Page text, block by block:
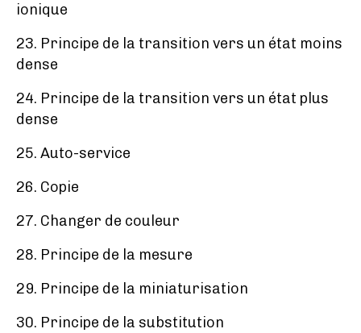
ionique
23. Principe de la transition vers un état moins
dense
24. Principe de la transition vers un état plus
dense
25. Auto-service
26. Copie
27. Changer de couleur
28. Principe de la mesure
29. Principe de la miniaturisation
30. Principe de la substitution